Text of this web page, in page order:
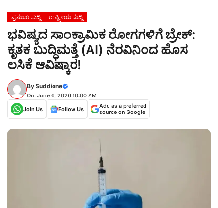
ಪ್ರಮುಖ ಸುದ್ದಿ ರಾಷ್ಟ್ರೀಯ ಸುದ್ದಿ
ಭವಿಷ್ಯದ ಸಾಂಕ್ರಾಮಿಕ ರೋಗಗಳಿಗೆ ಬ್ರೇಕ್:
ಕೃತಕ ಬುದ್ಧಿಮತ್ತೆ (AI) ನೆರವಿನಿಂದ ಹೊಸ
ಲಸಿಕೆ ಆವಿಷ್ಕಾರ!
By Suddione
On: June 6, 2026 10:00 AM
Join Us
Follow Us
Add as a preferred
source on Google